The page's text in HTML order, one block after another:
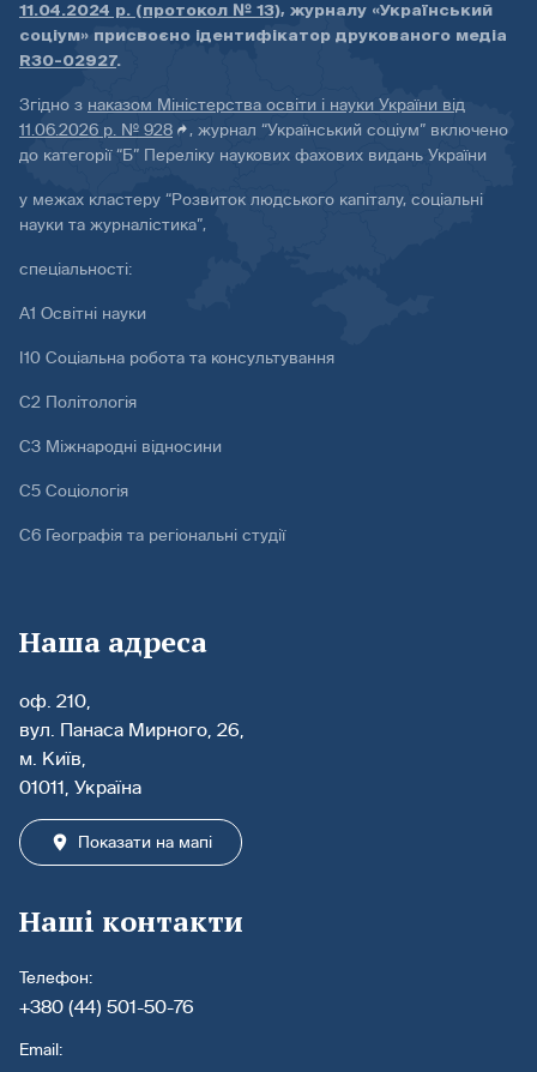
11.04.2024 р. (протокол № 13), журналу «Український
соціум» присвоєно ідентифікатор друкованого медіа
R30-02927.
Згідно з наказом Міністерства освіти і науки України від
11.06.2026 р. № 928
, журнал “Український соціум” включено
до категорії “Б” Переліку наукових фахових видань України
у межах кластеру “Розвиток людського капіталу, соціальні
науки та журналістика”,
спеціальності:
А1 Освітні науки
І10 Соціальна робота та консультування
С2 Політологія
С3 Міжнародні відносини
С5 Соціологія
С6 Географія та регіональні студії
Наша адреса
оф. 210,
вул. Панаса Мирного, 26,
м. Київ,
01011, Україна
Показати на мапі
Наші контакти
Телефон:
+380 (44) 501-50-76
Email: